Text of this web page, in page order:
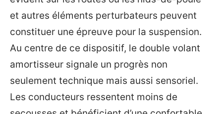
et autres éléments perturbateurs peuvent
constituer une épreuve pour la suspension.
Au centre de ce dispositif, le double volant
amortisseur signale un progrès non
seulement technique mais aussi sensoriel.
Les conducteurs ressentent moins de